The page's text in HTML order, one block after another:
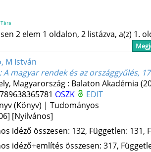
2 elem 1 oldalon, 2 listázva, a(z) 1.
M István
A magyar rendek és az országgyűlés,
Magyarország : Balaton Akadémia
OSZK
EDIT
(Könyv) | Tudományos
[Nyilvános]
idéző összesen: 132, Független: 131,
idéző+említés összesen: 317,